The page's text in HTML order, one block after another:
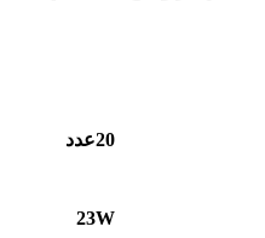
20عدد
23W